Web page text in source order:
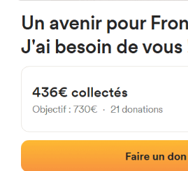
AÑADIR UN
42366 Morales,
Calle Plaza 1
Frontón de